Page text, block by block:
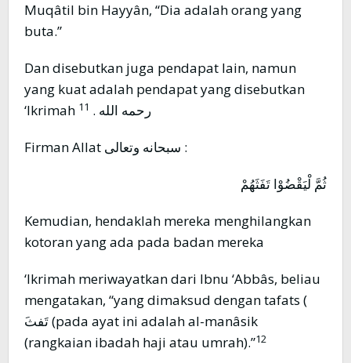
Muqâtil bin Hayyân, “Dia adalah orang yang
buta.”
Dan disebutkan juga pendapat lain, namun
yang kuat adalah pendapat yang disebutkan
‘Ikrimah رحمه الله . 11
Firman Allat سبحانه وتعالى :
ثُمَّ لْيَقْضُوْا تَفَثَهُمْ
Kemudian, hendaklah mereka menghilangkan
kotoran yang ada pada badan mereka
‘Ikrimah meriwayatkan dari Ibnu ‘Abbâs, beliau
mengatakan, “yang dimaksud dengan tafats (
(rangkaian ibadah haji atau umrah).”12